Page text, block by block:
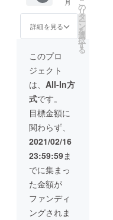
アドレ
スのご
記入を
す。
しくお
話でき
れば嬉
しく思
す。 ※
場所:青
山近辺
の予
定、お
店はこ
ちらで
指定さ
せてい
ただき
ます。
※開催
日：平
日の
み、13
時ラン
チの時
間帯、2
月
詳細を見る
こ
の
リ
タ
ー
ン
を
選
択
す
る
このプロ
ジェクト
は、 All-In方
式です。
目標金額に
関わらず、
2021/02/16
23:59:59ま
でに集まっ
た金額が
ファンディ
ングされま